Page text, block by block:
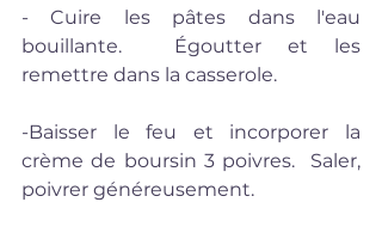
- Cuire les pâtes dans l'eau
bouillante.  Égoutter et les
remettre dans la casserole.
-Baisser le feu et incorporer la
crème de boursin 3 poivres.  Saler,
poivrer généreusement.